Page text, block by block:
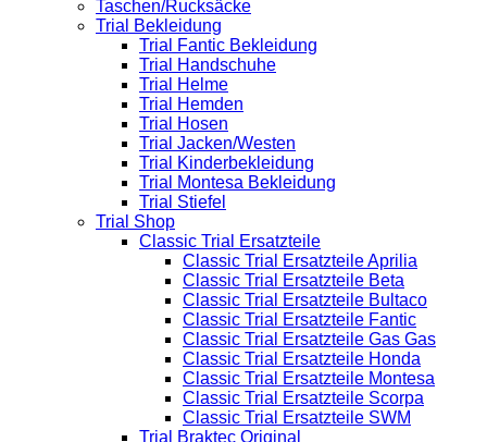
Taschen/Rucksäcke
Trial Bekleidung
Trial Fantic Bekleidung
Trial Handschuhe
Trial Helme
Trial Hemden
Trial Hosen
Trial Jacken/Westen
Trial Kinderbekleidung
Trial Montesa Bekleidung
Trial Stiefel
Trial Shop
Classic Trial Ersatzteile
Classic Trial Ersatzteile Aprilia
Classic Trial Ersatzteile Beta
Classic Trial Ersatzteile Bultaco
Classic Trial Ersatzteile Fantic
Classic Trial Ersatzteile Gas Gas
Classic Trial Ersatzteile Honda
Classic Trial Ersatzteile Montesa
Classic Trial Ersatzteile Scorpa
Classic Trial Ersatzteile SWM
Trial Braktec Original